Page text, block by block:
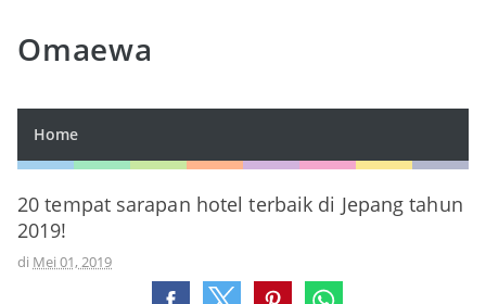
Omaewa
Home
20 tempat sarapan hotel terbaik di Jepang tahun
2019!
di Mei 01, 2019